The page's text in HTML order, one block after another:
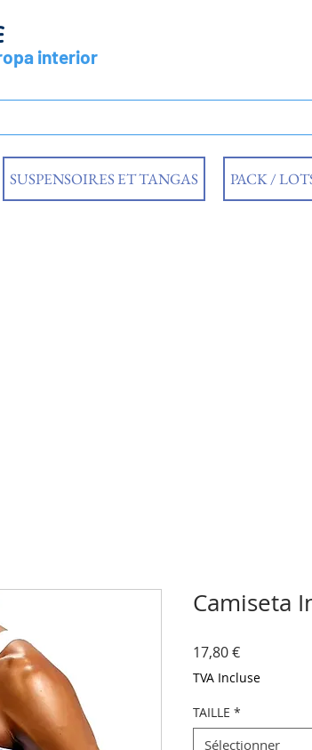
interior
SUSPENSOIRES ET TANGAS PACK /
Camiseta
17,80 €Prix
TVA Incluse
TAILLE *
Sélectionner